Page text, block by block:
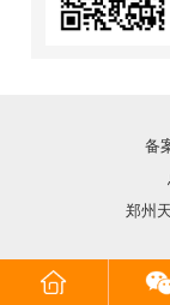
备
郑州